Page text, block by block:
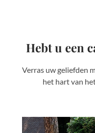
Hebt u een
Verras uw geliefden
het hart van